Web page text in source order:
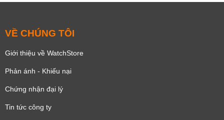
VỀ CHÚNG TÔI
Giới thiệu về WatchStore
Phản ánh - Khiếu nại
Chứng nhận đại lý
Tin tức công ty